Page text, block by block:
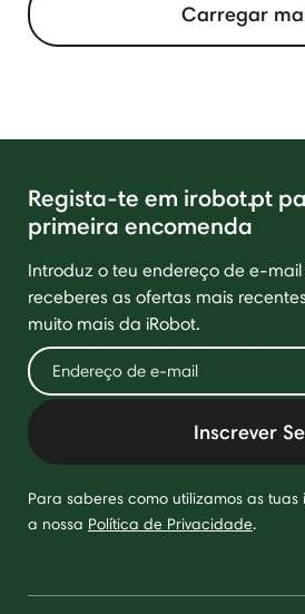
Carregar
Regista-te em irobot.pt
primeira encomenda
Introduz o teu endereço de e-
receberes as ofertas mais
muito mais da iRobot.
Inscrever Se
Para saberes como utilizamos as tuas
a nossa Política de Privacidade.